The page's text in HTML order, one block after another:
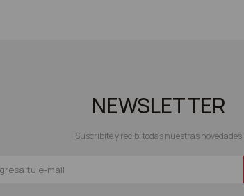
NEWSLETTER
¡Suscribite y recibí todas nuestras novedades!